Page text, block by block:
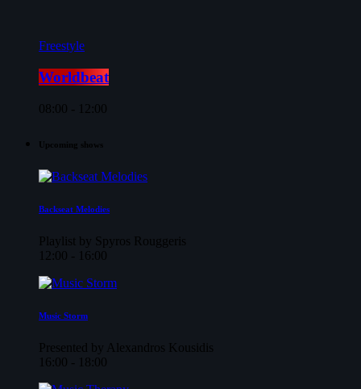
Freestyle
Worldbeat
08:00 - 12:00
Upcoming shows
Backseat Melodies
Playlist by Spyros Rouggeris
12:00 - 16:00
Music Storm
Presented by Alexandros Kousidis
16:00 - 18:00